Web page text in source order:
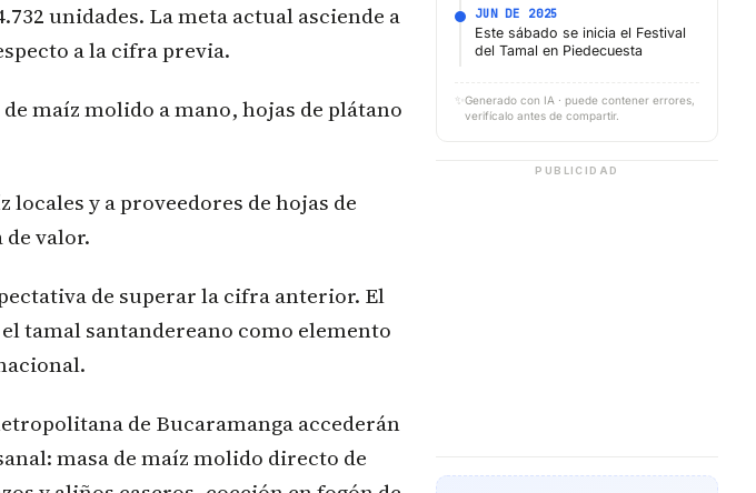
unidades. La meta actual asciende a
a la cifra previa.
maíz molido a mano, hojas de plátano
y a proveedores de hojas de
valor.
de superar la cifra anterior. El
tamal santandereano como elemento
de Bucaramanga accederán
masa de maíz molido directo de
JUN DE 2025
Este sábado se inicia el Festival
del Tamal en Piedecuesta
✨ Generado con IA · puede contener errores,
verifícalo antes de compartir.
PUBLICIDAD